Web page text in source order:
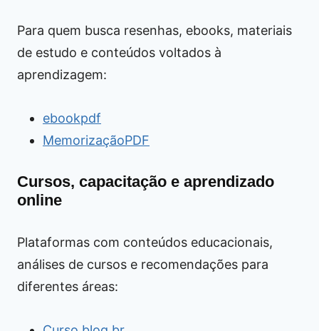
Para quem busca resenhas, ebooks, materiais
de estudo e conteúdos voltados à
aprendizagem:
ebookpdf
MemorizaçãoPDF
Cursos, capacitação e aprendizado
online
Plataformas com conteúdos educacionais,
análises de cursos e recomendações para
diferentes áreas: